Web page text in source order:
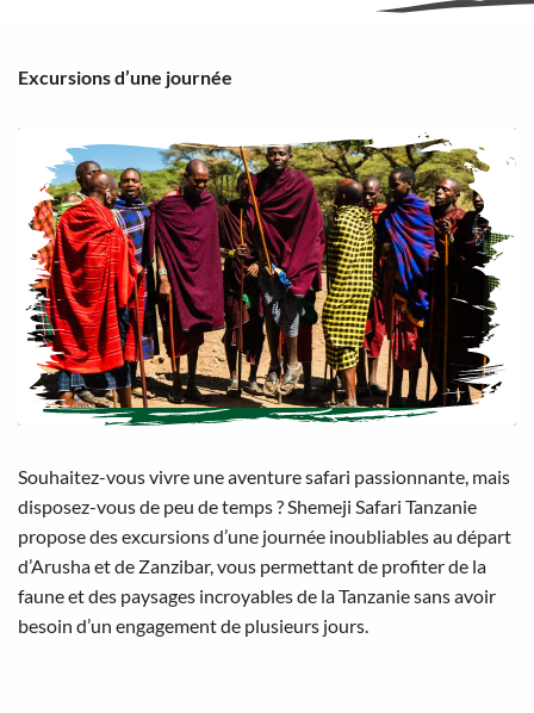
Excursions d’une journée
Souhaitez-vous vivre une aventure safari passionnante, mais
disposez-vous de peu de temps ? Shemeji Safari Tanzanie
propose des excursions d’une journée inoubliables au départ
d’Arusha et de Zanzibar, vous permettant de profiter de la
faune et des paysages incroyables de la Tanzanie sans avoir
besoin d’un engagement de plusieurs jours.